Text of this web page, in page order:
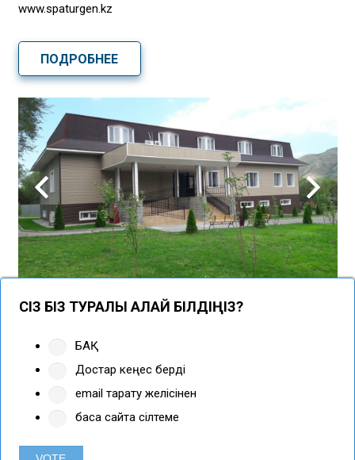
www.spaturgen.kz
ПОДРОБНЕЕ
СІЗ БІЗ ТУРАЛЫ ҚАЛАЙ БІЛДІҢІЗ?
БАҚ
Достар кеңес берді
email тарату желісінен
басқа сайтқа сілтеме